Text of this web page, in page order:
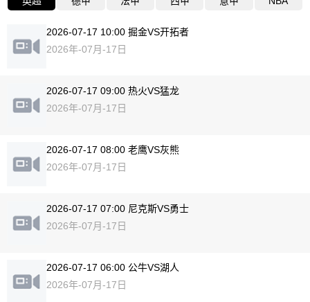
2026-07-17 10:00 掘金VS开拓者
2026年-07月-17日
2026-07-17 09:00 热火VS猛龙
2026年-07月-17日
2026-07-17 08:00 老鹰VS灰熊
2026年-07月-17日
2026-07-17 07:00 尼克斯VS勇士
2026年-07月-17日
2026-07-17 06:00 公牛VS湖人
2026年-07月-17日